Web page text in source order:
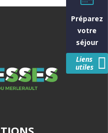
Préparez
votre
séjour
Liens
utiles